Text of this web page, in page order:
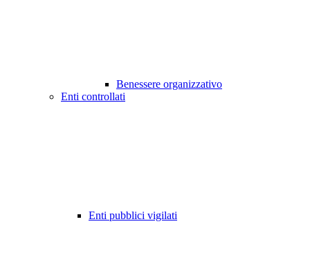
Benessere organizzativo
Enti controllati
Enti pubblici vigilati